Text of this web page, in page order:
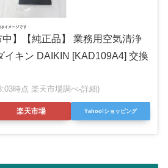
中】【純正品】 業務用空気清浄
イキン DAIKIN [KAD109A4] 交換
時点 楽天市場調べ-詳細)
楽天市場 Yahoo!ショッピング